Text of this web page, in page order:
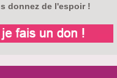
donnez de l'espoir !